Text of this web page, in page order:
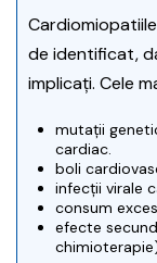
de identificat,
implicați. Cele
mutații
cardiac.
boli
infecții virale
consum
efecte